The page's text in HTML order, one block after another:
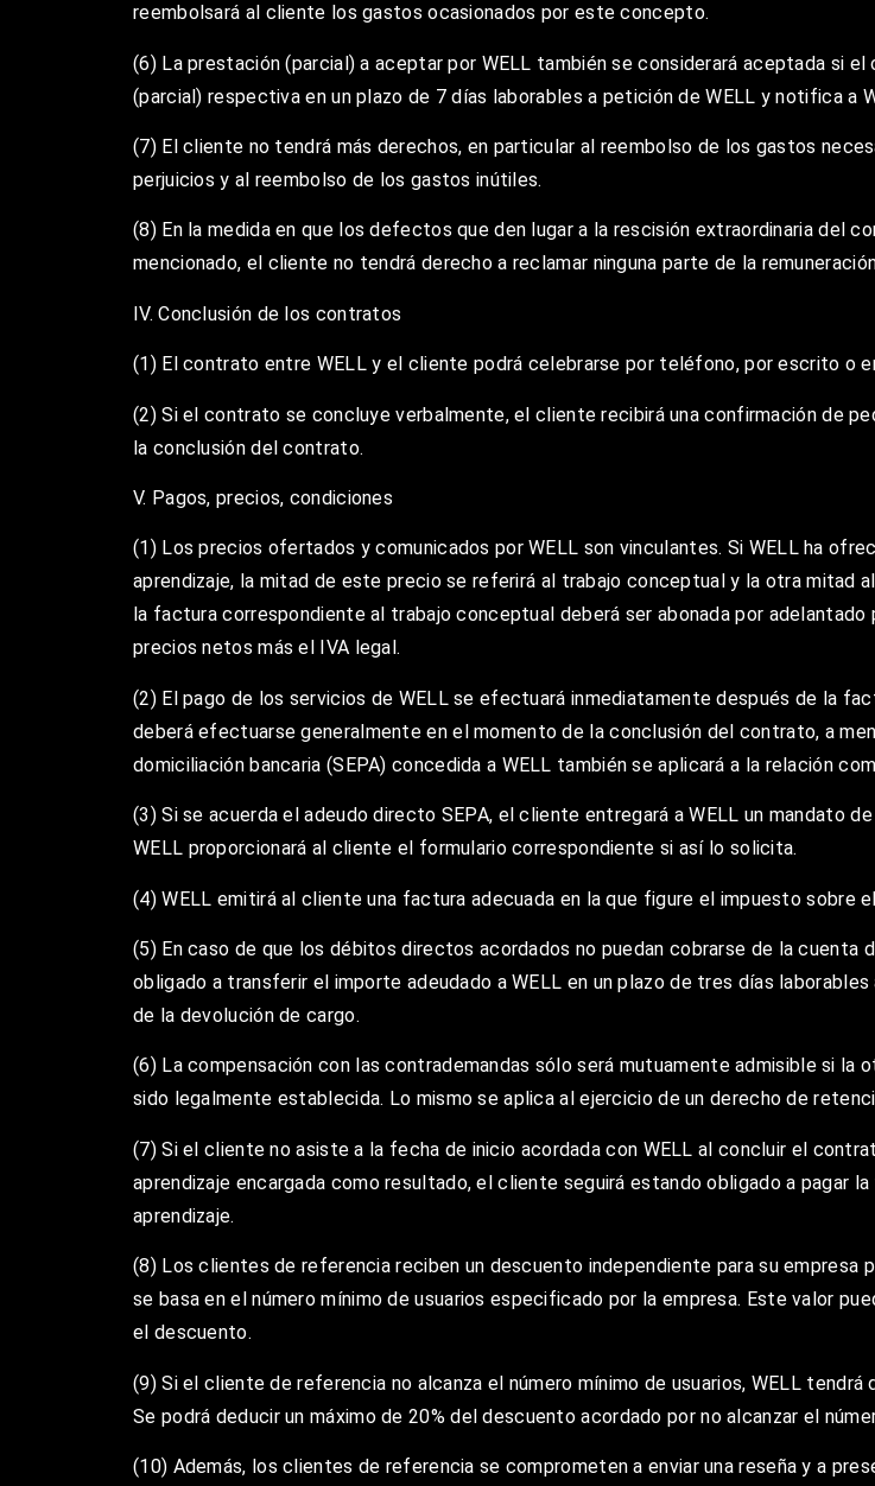
reembolsará al cliente los gastos ocasionados por este concepto.
(6) La prestación (parcial) a aceptar por WELL también se considerará aceptada si
(parcial) respectiva en un plazo de 7 días laborables a petición de WELL y notifica a
(7) El cliente no tendrá más derechos, en particular al reembolso de los gastos
perjuicios y al reembolso de los gastos inútiles.
(8) En la medida en que los defectos que den lugar a la rescisión extraordinaria
mencionado, el cliente no tendrá derecho a reclamar ninguna parte de la
IV. Conclusión de los contratos
(1) El contrato entre WELL y el cliente podrá celebrarse por teléfono, por escrito o
(2) Si el contrato se concluye verbalmente, el cliente recibirá una confirmación de
la conclusión del contrato.
V. Pagos, precios, condiciones
(1) Los precios ofertados y comunicados por WELL son vinculantes. Si WELL ha
aprendizaje, la mitad de este precio se referirá al trabajo conceptual y la otra mitad
la factura correspondiente al trabajo conceptual deberá ser abonada por
precios netos más el IVA legal.
(2) El pago de los servicios de WELL se efectuará inmediatamente después de la
deberá efectuarse generalmente en el momento de la conclusión del contrato, a
domiciliación bancaria (SEPA) concedida a WELL también se aplicará a la relación
(3) Si se acuerda el adeudo directo SEPA, el cliente entregará a WELL un mandato
WELL proporcionará al cliente el formulario correspondiente si así lo solicita.
(4) WELL emitirá al cliente una factura adecuada en la que figure el impuesto sobre
(5) En caso de que los débitos directos acordados no puedan cobrarse de la
obligado a transferir el importe adeudado a WELL en un plazo de tres días
de la devolución de cargo.
(6) La compensación con las contrademandas sólo será mutuamente admisible si
sido legalmente establecida. Lo mismo se aplica al ejercicio de un derecho de
(7) Si el cliente no asiste a la fecha de inicio acordada con WELL al concluir el
aprendizaje encargada como resultado, el cliente seguirá estando obligado a pagar
aprendizaje.
(8) Los clientes de referencia reciben un descuento independiente para su
se basa en el número mínimo de usuarios especificado por la empresa. Este valor
el descuento.
(9) Si el cliente de referencia no alcanza el número mínimo de usuarios, WELL
Se podrá deducir un máximo de 20% del descuento acordado por no alcanzar el
(10) Además, los clientes de referencia se comprometen a enviar una reseña y a